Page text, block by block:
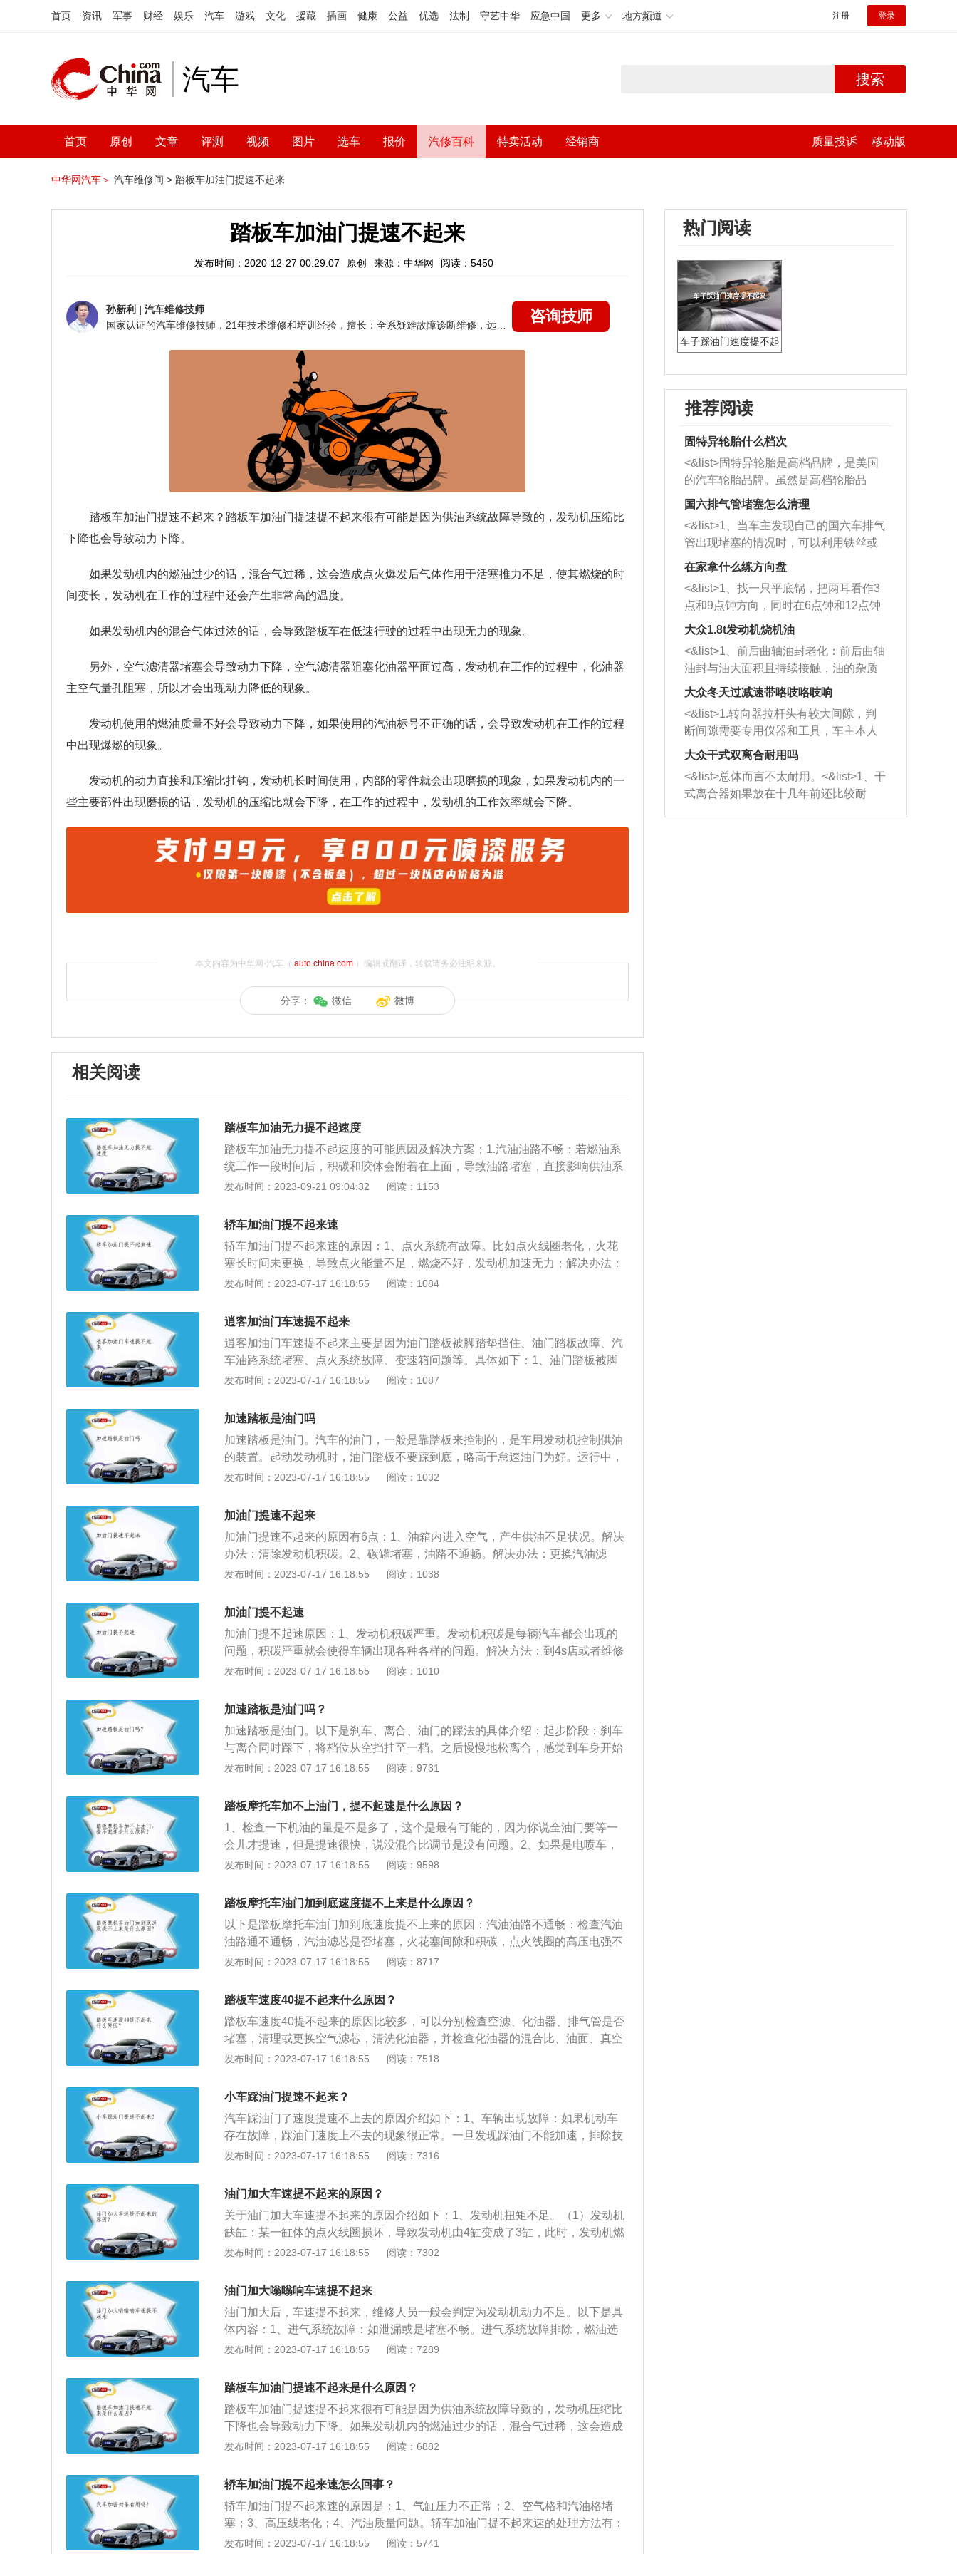
首页 资讯 军事 财经 娱乐 汽车 游戏 文化 援藏 插画 健康 公益 优选 法制 守艺中华 应急中国 更多 地方频道 注册 登录
汽车 搜索
首页 原创 文章 评测 视频 图片 选车 报价 汽修百科 特卖活动 经销商 质量投诉 移动版
中华网汽车＞ 汽车维修间 > 踏板车加油门提速不起来
踏板车加油门提速不起来
发布时间：2020-12-27 00:29:07 原创 来源：中华网 阅读：5450
孙新利 | 汽车维修技师
咨询技师
踏板车加油门提速不起来？ 踏板车加油门提速提不起来很有可能是因为供油系统故障导致的，发动机压缩比
下降也会导致动力下降。
如果发动机内的燃油过少的话，混合气过稀，这会造成点火爆发后气体作用于活塞推力不足，使其燃烧的时
间变长，发动机在工作的过程中还会产生非常高的温度。
如果发动机内的混合气体过浓的话，会导致踏板车在低速行驶的过程中出现无力的现象。
另外，空气滤清器堵塞会导致动力下降，空气滤清器阻塞化油器平面过高，发动机在工作的过程中，化油器
主空气量孔阻塞，所以才会出现动力降低的现象。
发动机使用的燃油质量不好会导致动力下降，如果使用的汽油标号不正确的话，会导致发动机在工作的过程
中出现爆燃的现象。
发动机的动力直接和压缩比挂钩，发动机长时间使用，内部的零件就会出现磨损的现象，如果发动机内的一
些主要部件出现磨损的话，发动机的压缩比就会下降，在工作的过程中，发动机的工作效率就会下降。
本文内容为中华网·汽车（ auto.china.com）编辑或翻译，转载请务必注明来源。
分享： 微信 微博
相关阅读
踏板车加油无力提不起速度
踏板车加油无力提不起速度的可能原因及解决方案；1.汽油油路不畅：若燃油系
统工作一段时间后，积碳和胶体会附着在上面，导致油路堵塞，直接影响供油系
统的正常运行。解决办法：检查汽油油路是否通畅，汽油滤芯是否堵塞，火花塞
接给油箱加燃油清洁剂是最简单的方法。2.节气门被异物堵塞：车子启动后，冷
的时候怠速会偏高，热的时候就好了。但如果过高也许是异物堵塞的原因。解决
办法：先检查一下是不是油门有问题，比如异物堵塞。如果真的是问题，建议不
要再启动，找拖车拖到修理厂找专业师傅修理。3.节流阀太脏：节流阀太脏，污
垢造成节气门开度变大，空气流量也会变小，会导致进气不足，从而熄火。解决
较麻烦，但是可以清洗的比较彻底，效果也比较理想。4.发动机压缩比的降低也
会导致功率的降低：压缩比降低，火花塞点燃混合气时，需要很长时间才能完成
燃烧工作，且无法输出大功率。解决办法：可以换一个稍微厚一点的气缸垫或者
发布时间：2023-09-21 09:04:32 阅读：1153
轿车加油门提不起来速
轿车加油门提不起来速的原因：1、点火系统有故障。比如点火线圈老化，火花
塞长时间未更换，导致点火能量不足，燃烧不好，发动机加速无力；解决办法：
涉及问题众多，建议去维修厂或者4S店检查并检修；2、燃油系统故障导致压力
修理厂检查燃油系统并检修，个人车主无法解决此问题或容易使汽车产生新的问
题，造成不必要的损失；3、发动机积碳过多。导致燃油雾化不好，同样会使得
火气燃烧不好，尾气超标，发动机加速无力；解决办法：及时清理发动机周围的
积碳，定期对车辆进行清理与清洗；4、发动机系统有故障。导致发动机进入紧
急运行状态，从而使发动机功率输出受限，导致加速无力，比如说发动机传感器
感器信号故障会导致发动机进入紧急运行状态，从而使得发动机加速无力；解决
办法：属于专业问题，建议交给专业的人员进行处理；5、三元催化或涡轮增压
器损坏。导致汽车没劲提速提不速度；解决办法：当出现这种情况后，我们要去
所导致的。因为离合器出现打滑，主要表现的症状就是在给机动车加速的过程
轮，才导致行驶过程中出现沉闷的感觉；一般离合器出现打滑的主要原因，是因
为长时间半离合状态行驶或者是踩离合滑行；解决办法：需要去维修厂或者4S店
检查并检修离合器；7、频繁的挂挡或者是脱档不到位等情况所引起的；解决办
法：车主要正确挂挡，要控制好离合，加油门才能提速成功；8、油品质量较
而导致加速无力；解决办法：选择正规且有保障的机油，定期添加机油；9、节
气门积碳。积碳积聚在节气门会影响到进气量，进而导致发动机动力不足，车子
加油提不起速；解决办法：及时清洗节气门，避免此类问题再次出现；10、汽车
的排量小，车上的负重太多。如果是这种情况，就属于正常现象。因为见不到实
车，所以无法做出一个准确的判断；解决办法：建议去4S店或是专业的汽修店做
发布时间：2023-07-17 16:18:55 阅读：1084
逍客加油门车速提不起来
逍客加油门车速提不起来主要是因为油门踏板被脚踏垫挡住、油门踏板故障、汽
车油路系统堵塞、点火系统故障、变速箱问题等。具体如下：1、油门踏板被脚
踏垫挡住：如果脚踏垫的摆放位置不合适，或者脚踏垫型号与车辆不匹配，就会
2、油门踏板故障：如果油门踏板的拉线出现故障，或者节气门的传感器出现故
障，都不能使油门正常工作。这种情况要到维修厂或者4s店找专业人士进行详细
查看。3、汽车油路系统堵塞：可能由于油路积碳造成，如果汽车油路系统堵
塞，燃油就不能正常运输，发动机的供油系统不畅，发动机的工作效率就上不
去，所以踩油门自然就不走了。这种情况要对汽车的油路系统进行检查和清理。
汽车加速无力，此时要更换新的火花塞。5、变速箱问题：在驾驶的过程中，如
果看着仪表盘发动机转速升高，但是车速不提高，加速无力，那基本就是变速箱
出问题了。如果是跑得公里数超过6万公里，建议先更换一下变速箱油。如果是
果是自动档车型基本是钢链的问题，就要换cvt变速箱总成了。
发布时间：2023-07-17 16:18:55 阅读：1087
加速踏板是油门吗
加速踏板是油门。汽车的油门，一般是靠踏板来控制的，是车用发动机控制供油
的装置。起动发动机时，油门踏板不要踩到底，略高于怠速油门为好。运行中，
应根据道路情况和实际需要增大或者减小油门。选择的挡位要适当，使发动机大
与踩油门踏板的配合要协调。汽车上坡时不得踏死油门踏板，用低速挡时，油门
一般应踏下一半为宜。汽车冲坡时，也不得将油门踏板踏到底。汽车行驶中若油
门踏板踏下四分之三而发动机仍不能相应增加转速时，应换入低一级挡位，再踩
下油门踏板进行加速。汽车停驶、熄火前，应先松油门踏板，不得猛轰空油门。
发布时间：2023-07-17 16:18:55 阅读：1032
加油门提速不起来
加油门提速不起来的原因有6点：1、油箱内进入空气，产生供油不足状况。解决
办法：清除发动机积碳。2、碳罐堵塞，油路不通畅。解决办法：更换汽油滤
芯。3、汽油泵顶杆或低杆螺丝磨损。解决办法：更换汽油泵。4、发动机积碳严
片。6、节气门积碳：解决办法：清洗节气门。油门的作用：通过控制其踩踏
量，来控制发动机节气门开度，控制进气量，电脑控制油量，从而控制发动机的
转速。
发布时间：2023-07-17 16:18:55 阅读：1038
加油门提不起速
加油门提不起速原因：1、发动机积碳严重。发动机积碳是每辆汽车都会出现的
问题，积碳严重就会使得车辆出现各种各样的问题。解决方法：到4s店或者维修
店让专业的人员对发动机上的积碳进行清洗即可。2、燃油系统出现问题导致油
方法：清洗喷油嘴上的杂质就可以解决问题了。3、点火系统出现问题。火花塞
如果出现电极间隙变大、积碳严重，就会使得点火能量下降，从而燃烧不彻底，
燃油消耗量增加，动力降低，加速无力。解决方法：火花塞是易损品，要定期进
行更换。4、废气涡轮增压器或者三元催化器出现故障，也会使得车辆踩油门的
时候加速无力。解决方法：需要到4s店或者维修店使用诊断仪来读取故障码。在
车辆的损耗是很大的，很容易使得发动机严重积碳，最好就到正规的、大型的加
油站进行加油，虽然价格稍微有点贵，但是能够很好保护车辆。
发布时间：2023-07-17 16:18:55 阅读：1010
加速踏板是油门吗？
加速踏板是油门。以下是刹车、离合、油门的踩法的具体介绍：起步阶段：刹车
与离合同时踩下，将档位从空挡挂至一档。之后慢慢地松离合，感觉到车身开始
轻微抖动后，将刹车放开。如果车速太慢，可以踩下油门让车加速，同时可以匀
升档操作。此时应该松开刹车，匀速踩下离合，换挡完成后便可匀速松开离合。
在踩下离合之后就不用再踩油门，否则会导致增加油耗。停车阶段：在即将停车
时，应该将刹车与离合踏板同时踩下。等车缓缓停下之后，应该将档位挂至空挡
后再慢慢放开离合和刹车踏板。
发布时间：2023-07-17 16:18:55 阅读：9731
踏板摩托车加不上油门，提不起速是什么原因？
1、检查一下机油的量是不是多了，这个是最有可能的，因为你说全油门要等一
会儿才提速，但是提速很快，说没混合比调节是没有问题。2、如果是电喷车，
那就清洁一下节气门就可以。3、轮胎胎压也要检查一下。4、如果是线油门车
洁后要加油，用防锈油就很好效果了。6、买一瓶汽油添加剂，按照分量加入去
清洁一次喷油孔。7、如果你电车要加油门，或者怠速油门要转7、8圈才能点
着，马上检查机油分量，按道理应该1、2转就能点着。8、以上不行就换点火器
和火花塞，这个几率很低。
发布时间：2023-07-17 16:18:55 阅读：9598
踏板摩托车油门加到底速度提不上来是什么原因？
以下是踏板摩托车油门加到底速度提不上来的原因：汽油油路不通畅：检查汽油
油路通不通畅，汽油滤芯是否堵塞，火花塞间隙和积碳，点火线圈的高压电强不
强烈，如果不强烈，就是汽油油路不通畅导致。油门有异物卡阻：汽车打火后冷
异物卡阻等。节气门过脏：也可能是节气门过脏的原因，应进行清洗。
发布时间：2023-07-17 16:18:55 阅读：8717
踏板车速度40提不起来什么原因？
踏板车速度40提不起来的原因比较多，可以分别检查空滤、化油器、排气管是否
堵塞，清理或更换空气滤芯，清洗化油器，并检查化油器的混合比、油面、真空
膜、油针、电控风门等是否有问题，负压油箱开关是否不良，火花塞是否损坏或
的介绍：1、活塞环老化磨损：解决方法：更换活塞环。2、缸垫破损漏气：解决
方法发：更换缸垫。3、点火时间不对：解决方法：在正确时间点火。4、皮带
松：解决方法：加紧皮带。
发布时间：2023-07-17 16:18:55 阅读：7518
小车踩油门提速不起来？
汽车踩油门了速度提速不上去的原因介绍如下：1、车辆出现故障：如果机动车
存在故障，踩油门速度上不去的现象很正常。一旦发现踩油门不能加速，排除技
巧问题后一定要及时到修理厂请修车师傅帮忙查看，有问题及时解决。踩油门速
题。特别是二手车，在买的时候一定要谨慎。2、踩油门技巧问题：部分司机暴
力驾驶、大力踩油门的错误驾驶习惯。长期错误的踩油门方式会对车辆加速系统
产生致命影响，出现踩油门速度上不去的现象也很正常。
发布时间：2023-07-17 16:18:55 阅读：7316
油门加大车速提不起来的原因？
关于油门加大车速提不起来的原因介绍如下：1、发动机扭矩不足。（1）发动机
缺缸：某一缸体的点火线圈损坏，导致发动机由4缸变成了3缸，此时，发动机燃
油效率非常低，发动机输出扭矩值较小。（2）发动机燃油泵出现问题：发动机
题：为了提升发动机燃油效率，现在的发动机都采用了CVVD气门正时系统，但
如果CVVD液压控制系统损坏，密封圈漏油，也会降低发动机燃油效率，导致发
动机输出扭矩较差。2、车辆的变速器损坏。辆的变速器出现了打滑磨损现象，
发动机输出的动力无法传输至车辆轮胎，从而造成车辆速度提不起来，如果离合
器摩擦片磨损过于剧烈，导致离合器温度非常容易上升，也就使离合器的输入端
车辆无法加速的情况。
发布时间：2023-07-17 16:18:55 阅读：7302
油门加大嗡嗡响车速提不起来
油门加大后，车速提不起来，维修人员一般会判定为发动机动力不足。以下是具
体内容：1、进气系统故障：如泄漏或是堵塞不畅。进气系统故障排除，燃油选
用达标，清洗节气门体等。2、节气门体脏污：积碳过多，清除相关部位积碳、
动机冷起动发抖震动等状况。大多数是因为国内的油品质量和用车环境较脏而引
起，这样的状况下应该立刻开到修理服务店实行检查修理。
发布时间：2023-07-17 16:18:55 阅读：7289
踏板车加油门提速不起来是什么原因？
踏板车加油门提速提不起来很有可能是因为供油系统故障导致的，发动机压缩比
下降也会导致动力下降。如果发动机内的燃油过少的话，混合气过稀，这会造成
点火爆发后气体作用于活塞推力不足，使其燃烧的时间变长，发动机在工作的过
在低速行驶的过程中出现无力的现象。另外，空空滤堵塞会导致动力下降，空空
滤堵塞会导致化油器平面过高，发动机运转时会堵塞化油器主空气孔，所以会出
现动力下降。发动机使用的燃料质量不好会导致动力下降，使用的汽油标号不正
确会导致发动机在工作过程中爆燃。发动机的功率与压缩比直接相关。如果长时
间使用发动机，内部零件会磨损。如果发动机中的一些主要零件磨损，发动机的
发布时间：2023-07-17 16:18:55 阅读：6882
轿车加油门提不起来速怎么回事？
轿车加油门提不起来速的原因是：1、气缸压力不正常；2、空气格和汽油格堵
塞；3、高压线老化；4、汽油质量问题。轿车加油门提不起来速的处理方法有：
1、检查汽油压力，更换汽油滤芯；2、检查点火系统；3、查看发动机是否缺缸
发布时间：2023-07-17 16:18:55 阅读：5741
热门阅读
车子踩油门速度提不起
推荐阅读
固特异轮胎什么档次
<&list>固特异轮胎是高档品牌，是美国
的汽车轮胎品牌。虽然是高档轮胎品
牌，但是中高低端的轮胎都有生产，这
也是为了更好的开拓市场。
国六排气管堵塞怎么清理
<&list>1、当车主发现自己的国六车排气
管出现堵塞的情况时，可以利用铁丝或
者是细棍，直接将杂物给取出来，如果
堵塞情况比较严重，也可以采取应急措
施。 <&list>2、直接利用木棍将所有的
杂物推到排气管里面的位置处，然后将
三元催化器拆解开，就可以将堵塞的东
西取出来。但如果是因为积碳过多引起
的堵塞，就需要将三元催化器泡在草酸
洗剂对堵塞的情况得到解决，将清洗剂
放在燃油箱中，与燃油混合后，车辆启
动时，就可以和汽油一起进入到燃烧
室，最后形成废气排出，就可以让三元
催化器得到清洗，排气管堵塞的情况就
能够得到解决。
在家拿什么练方向盘
<&list>1、找一只平底锅，把两耳看作3
点和9点钟方向，同时在6点钟和12点钟
方向做一个标记。 <&list>2、双手握住
一圈半的练习，往右同样也要打相同的
圈数。 <&list>3、最后强调要反复练
习，这样就可以形成肌肉记忆，在真实
驾驶车辆时，不需要记忆也能打好方
向。
大众1.8t发动机烧机油
<&list>1、前后曲轴油封老化：前后曲轴
油封与油大面积且持续接触，油的杂质
和发动机内持续温度变化使其密封效果
逐渐减弱，导致渗油或漏油。<&list>2、
活塞间隙过大：积碳会使活塞环与缸体
的间隙扩大，导致机油流入燃烧室中，
造成烧机油。<&list>3、机油粘度。使用
机油粘度过小的话，同样会有烧机油现
象，机油粘度过小具有很好的流动性，
大众冬天过减速带咯吱咯吱响
<&list>1.转向器拉杆头有较大间隙，判
断间隙需要专用仪器和工具，车主本人
无法制作，需要将车辆送到修理厂或4s
店；<&list>2.车辆半轴套管防尘罩破
裂，破裂后会出现漏油现象，使半轴磨
损严重，磨损的半轴容易损坏，产生异
响；<&list>3.稳定器的转向胶套和球头
大众干式双离合耐用吗
<&list>总体而言不太耐用。<&list>1、干
式离合器如果放在十几年前还比较耐